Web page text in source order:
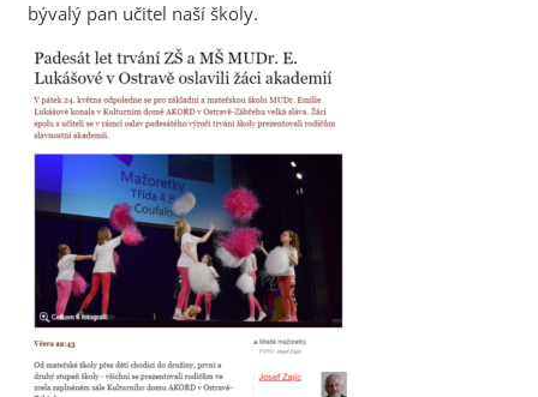
bývalý pan učitel naší školy.